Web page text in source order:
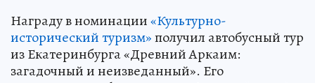
Награду в номинации«Культурно-
исторический туризм»получил автобусный тур
из Екатеринбурга «Древний Аркаим:
загадочный и неизведанный». Его